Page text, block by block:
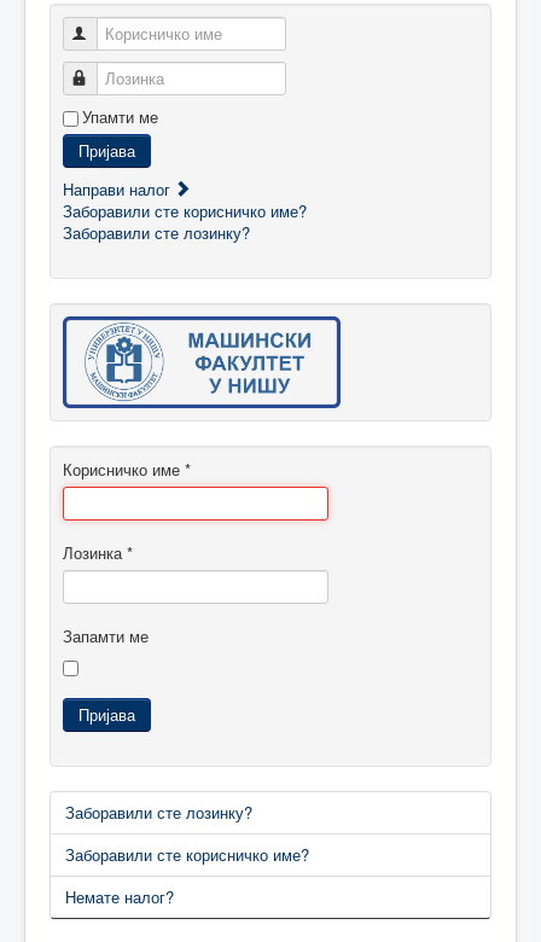
Корисничко име
Лозинка
Упамти ме
Пријава
Направи налог
Заборавили сте корисничко име?
Заборавили сте лозинку?
Корисничко име *
Лозинка*
Запамти ме
Пријава
Заборавили сте лозинку?
Заборавили сте корисничко име?
Немате налог?